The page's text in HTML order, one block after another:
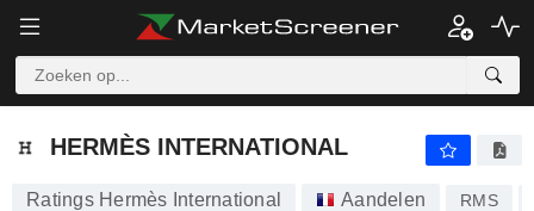
HERMÈS INTERNATIONAL
HERMÈS INTERNATIONAL
Ratings Hermès International Aandelen RMS